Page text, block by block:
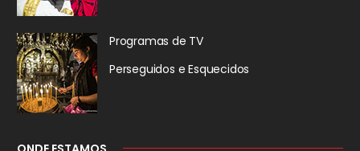
Programas de TV
Perseguidos e Esquecidos